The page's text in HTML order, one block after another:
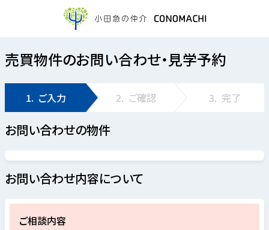
売買物件のお問い合わせ・見学予約
1. ご入力 2. ご確認 3. 完了
お問い合わせの物件
お問い合わせ内容について
ご相談内容